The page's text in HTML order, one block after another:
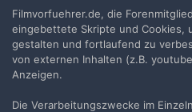
Erstelle ein
an, um zu
Du musst ein Benutzerkonto
Filmvorfuehrer.de, die
eingebettete Skripte und Cookies,
gestalten und fortlaufend zu
von externen Inhalten (z.B.
Anzeigen.
Die Verarbeitungszwecke im